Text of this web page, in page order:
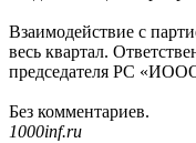
Взаимодействие с
весь квартал.
председателя РС
Без комментариев.
1000inf.ru